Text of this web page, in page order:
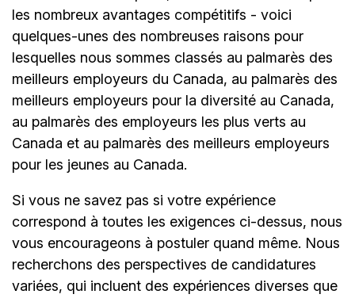
les nombreux avantages compétitifs - voici
quelques-unes des nombreuses raisons pour
lesquelles nous sommes classés au palmarès des
meilleurs employeurs du Canada, au palmarès des
meilleurs employeurs pour la diversité au Canada,
au palmarès des employeurs les plus verts au
Canada et au palmarès des meilleurs employeurs
pour les jeunes au Canada.
Si vous ne savez pas si votre expérience
correspond à toutes les exigences ci-dessus, nous
vous encourageons à postuler quand même. Nous
recherchons des perspectives de candidatures
variées, qui incluent des expériences diverses que